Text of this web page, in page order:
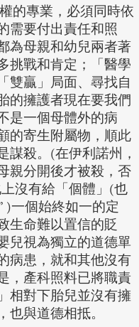
的專業，必須同時依
需要付出責任和照
為母親和幼兒兩者著
挑戰和肯定；「醫學
雙贏」局面、尋找自
的擁護者現在要我們
是一個母體外的病
的寄生附屬物，順此
謀殺。(在伊利諾州，
親分開後才被殺，否
沒有給「個體」(也
)一個始終如一的定
生命難以置信的貶
兒視為獨立的道德單
病患，就和其他沒有
，產科照料已將職責
相對下胎兒並沒有擁
與道德相抵。